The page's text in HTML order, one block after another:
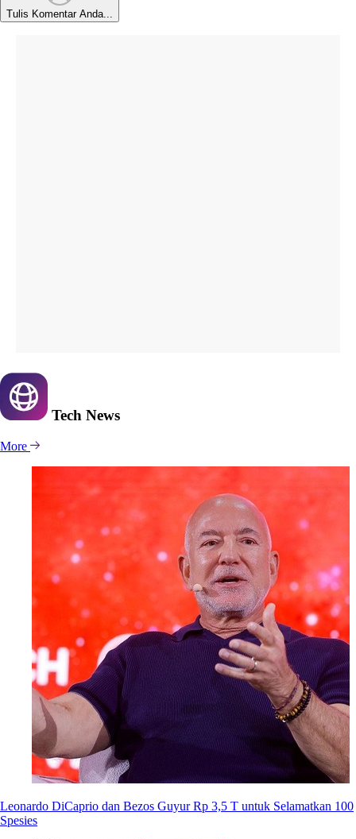
Tulis Komentar Anda...
Tech News
More
Leonardo DiCaprio dan Bezos Guyur Rp 3,5 T untuk Selamatkan 100
Spesies